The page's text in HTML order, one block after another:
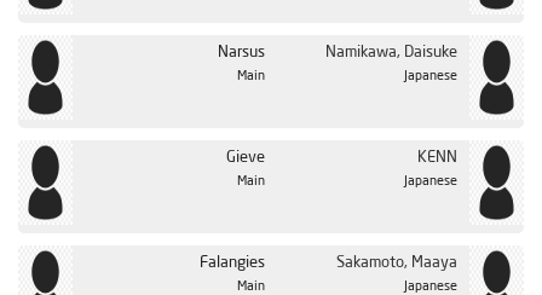
Narsus
Main
Namikawa, Daisuke
Japanese
Gieve
Main
KENN
Japanese
Falangies
Main
Sakamoto, Maaya
Japanese